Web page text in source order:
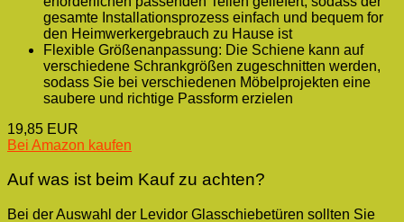
gesamte Installationsprozess einfach und bequem for
den Heimwerkergebrauch zu Hause ist
Flexible Größenanpassung: Die Schiene kann auf
verschiedene Schrankgrößen zugeschnitten werden,
sodass Sie bei verschiedenen Möbelprojekten eine
saubere und richtige Passform erzielen
19,85 EUR
Bei Amazon kaufen
Auf was ist beim Kauf zu achten?
Bei der Auswahl der Levidor Glasschiebetüren sollten Sie